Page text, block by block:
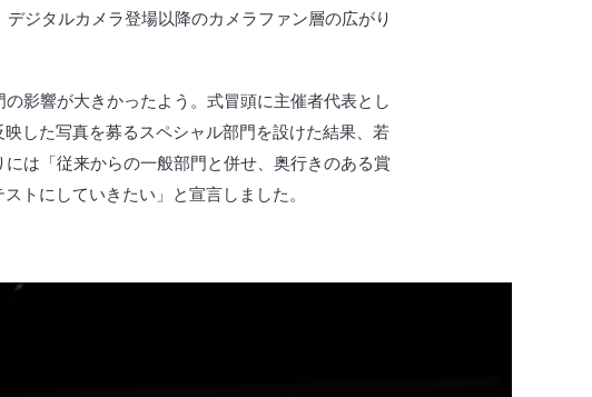
ジタルカメラ登場以降のカメラファン層の広がり
影響が大きかったよう。式冒頭に主催者代表とし
した写真を募るスペシャル部門を設けた結果、若
は「従来からの一般部門と併せ、奥行きのある賞
トにしていきたい」と宣言しました。